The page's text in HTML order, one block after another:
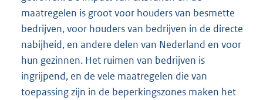
maatregelen is groot voor houders van besmette
bedrijven, voor houders van bedrijven in de directe
nabijheid, en andere delen van Nederland en voor
hun gezinnen. Het ruimen van bedrijven is
ingrijpend, en de vele maatregelen die van
toepassing zijn in de beperkingszones maken het